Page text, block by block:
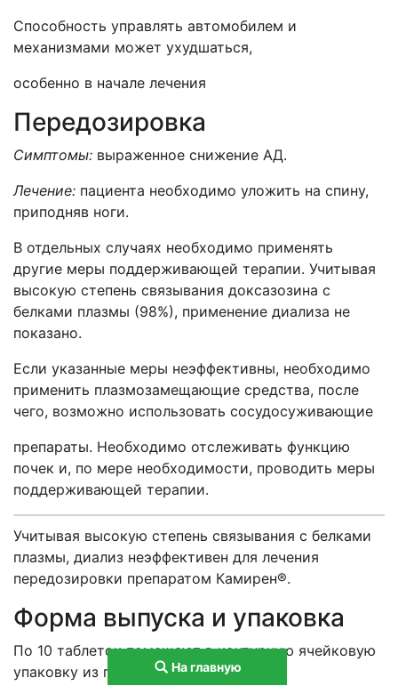
Способность управлять автомобилем и
механизмами может ухудшаться,
особенно в начале лечения
Передозировка
Симптомы: выраженное снижение АД.
Лечение: пациента необходимо уложить на спину,
приподняв ноги.
В отдельных случаях необходимо применять
другие меры поддерживающей терапии. Учитывая
высокую степень связывания доксазозина с
белками плазмы (98%), применение диализа не
показано.
Если указанные меры неэффективны, необходимо
применить плазмозамещающие средства, после
чего, возможно использовать сосудосуживающие
препараты. Необходимо отслеживать функцию
почек и, по мере необходимости, проводить меры
поддерживающей терапии.
Учитывая высокую степень связывания с белками
плазмы, диализ неэффективен для лечения
передозировки препаратом Камирен®.
Форма выпуска и упаковка
По 10 таблеток помещают в контурную ячейковую
упаковку из пленки
На главную